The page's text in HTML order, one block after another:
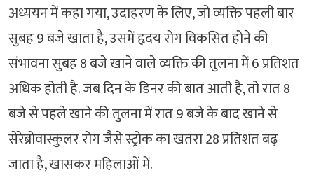
अध्ययन में कहा गया, उदाहरण के लिए, जो व्यक्ति पहली बार
सुबह 9 बजे खाता है, उसमें हृदय रोग विकसित होने की
संभावना सुबह 8 बजे खाने वाले व्यक्ति की तुलना में 6 प्रतिशत
अधिक होती है. जब दिन के डिनर की बात आती है, तो रात 8
बजे से पहले खाने की तुलना में रात 9 बजे के बाद खाने से
सेरेब्रोवास्कुलर रोग जैसे स्ट्रोक का खतरा 28 प्रतिशत बढ़
जाता है, खासकर महिलाओं में.